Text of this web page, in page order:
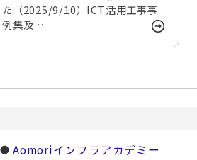
た（2025/9/10）ICT活用工事事
例集及…
Aomoriインフラアカデミー